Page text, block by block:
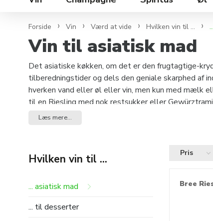
Forside Vin Værd at vide Hvilken vin til ...
Vin til asiatisk mad
Det asiatiske køkken, om det er den frugtagtige-
tilberedningstider og dels den geniale skarphed af
hverken vand eller øl eller vin, men kun med mælk
til en Riesling med nok restsukker eller
kun disse vine konkurrere. Til milde krydrede
repræsenteret i mange berømte sushirestauranter.
tør Merlot. Hvis andebryst er stegt i fedt, har den
Læs mere...
Pris
Hvilken vin til ...
... asiatisk mad
... til desserter
Bree